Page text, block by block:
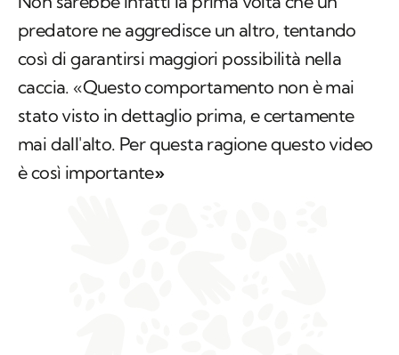
caccia. «Questo comportamento non è mai
stato visto in dettaglio prima, e certamente
mai dall'alto. Per questa ragione questo video
è così importante »